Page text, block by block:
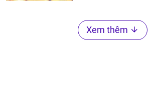
Xem thêm